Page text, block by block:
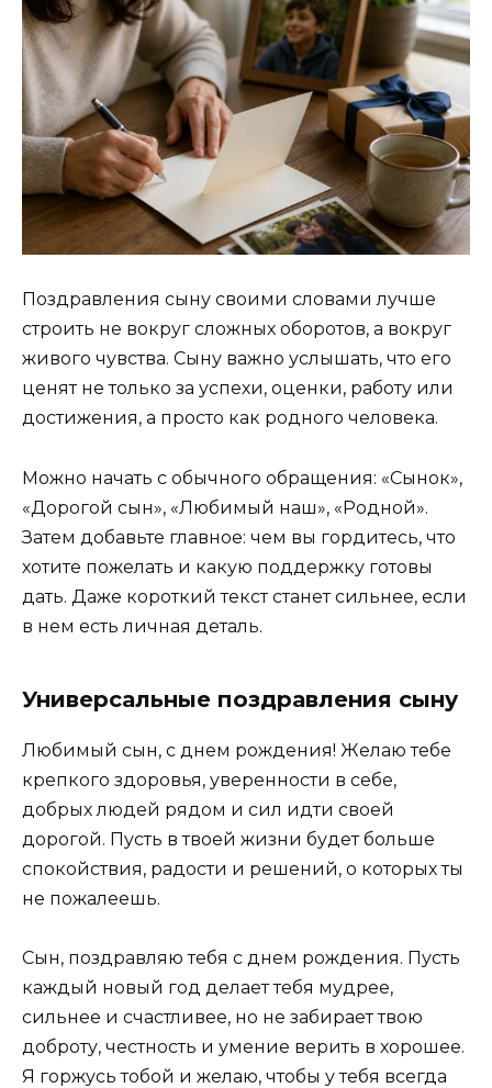
Поздравления сыну своими словами лучше
строить не вокруг сложных оборотов, а вокруг
живого чувства. Сыну важно услышать, что его
ценят не только за успехи, оценки, работу или
достижения, а просто как родного человека.
Можно начать с обычного обращения: «Сынок»,
«Дорогой сын», «Любимый наш», «Родной».
Затем добавьте главное: чем вы гордитесь, что
хотите пожелать и какую поддержку готовы
дать. Даже короткий текст станет сильнее, если
в нем есть личная деталь.
Универсальные поздравления сыну
Любимый сын, с днем рождения! Желаю тебе
крепкого здоровья, уверенности в себе,
добрых людей рядом и сил идти своей
дорогой. Пусть в твоей жизни будет больше
спокойствия, радости и решений, о которых ты
не пожалеешь.
Сын, поздравляю тебя с днем рождения. Пусть
каждый новый год делает тебя мудрее,
сильнее и счастливее, но не забирает твою
доброту, честность и умение верить в хорошее.
Я горжусь тобой и желаю, чтобы у тебя всегда